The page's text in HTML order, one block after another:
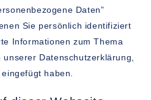
Daten”
Sie persönlich identifiziert
Informationen zum Thema
Datenschutzerklärung,
haben.